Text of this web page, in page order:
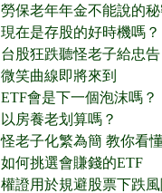
勞保老年年金不能說的
現在是存股的好時機嗎？
台股狂跌聽怪老子給忠
微笑曲線即將來到
ETF會是下一個泡沫嗎？
以房養老划算嗎？
怪老子化繁為簡 教你看
如何挑選會賺錢的ETF
權證用於規避股票下跌